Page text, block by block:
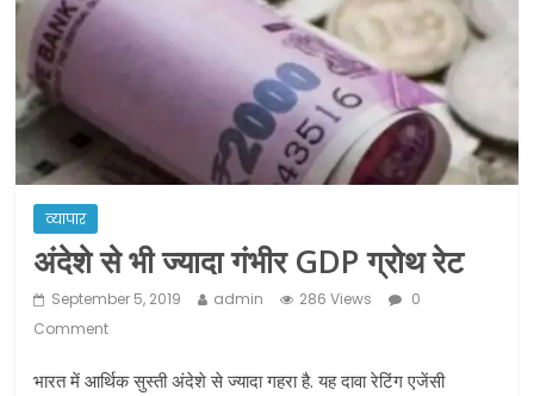
प्रवासियों व मजदूरों को दी गई छूट के बाद लोगो
ने कराया पंजीयन: राजस्थान सरकार
शराब और पान की दुकानों को ग्रीन जोन में
खोलने की मिली इजाजत: गृह मंत्रालय
दो हफ्ते के लिए बढ़ाया लॉकडाउन: गृह मंत्रालय
व्यापार
अंदेशे से भी ज्यादा गंभीर GDP ग्रोथ रेट
September 5, 2019 admin 286 Views
0
Comment
भारत में आर्थिक सुस्‍ती अंदेशे से ज्‍यादा गहरा है. यह दावा रेटिंग एजेंसी